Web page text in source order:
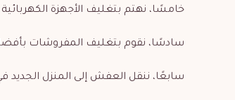
خامسًا، نهتم بتغليف الأجهزة
سادسًا، نقوم بتغليف المفروشات
سابعًا، ننقل العفش إلى المنزل الجديد